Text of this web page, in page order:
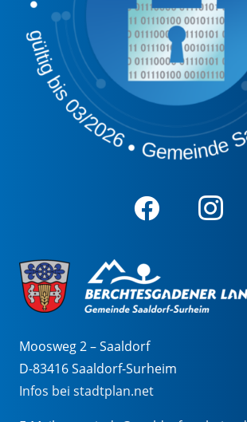
Moosweg 2 – Saaldorf
D-83416 Saaldorf-Surheim
Infos bei stadtplan.net